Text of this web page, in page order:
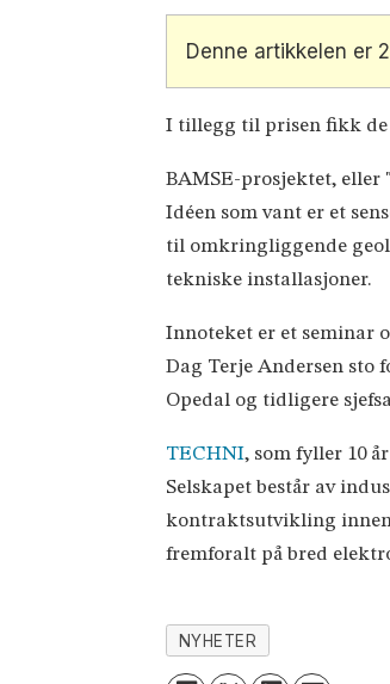
Denne artikkelen er
I tillegg til prisen fikk de
BAMSE-prosjektet,
Idéen som vant er et
til omkringliggende
tekniske installasjoner.
Innoteket er et seminar
Dag Terje Andersen sto
Opedal og tidligere
TECHNI, som fyller 10
Selskapet består av
kontraktsutvikling innen
fremforalt på bred
NYHETER